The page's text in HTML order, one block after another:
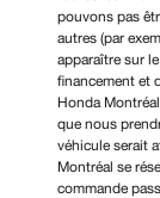
pouvons pas
autres (par
apparaître sur
financement et
Honda
que nous
véhicule serait
Montréal se
commande